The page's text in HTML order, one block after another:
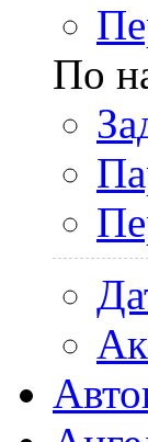
По